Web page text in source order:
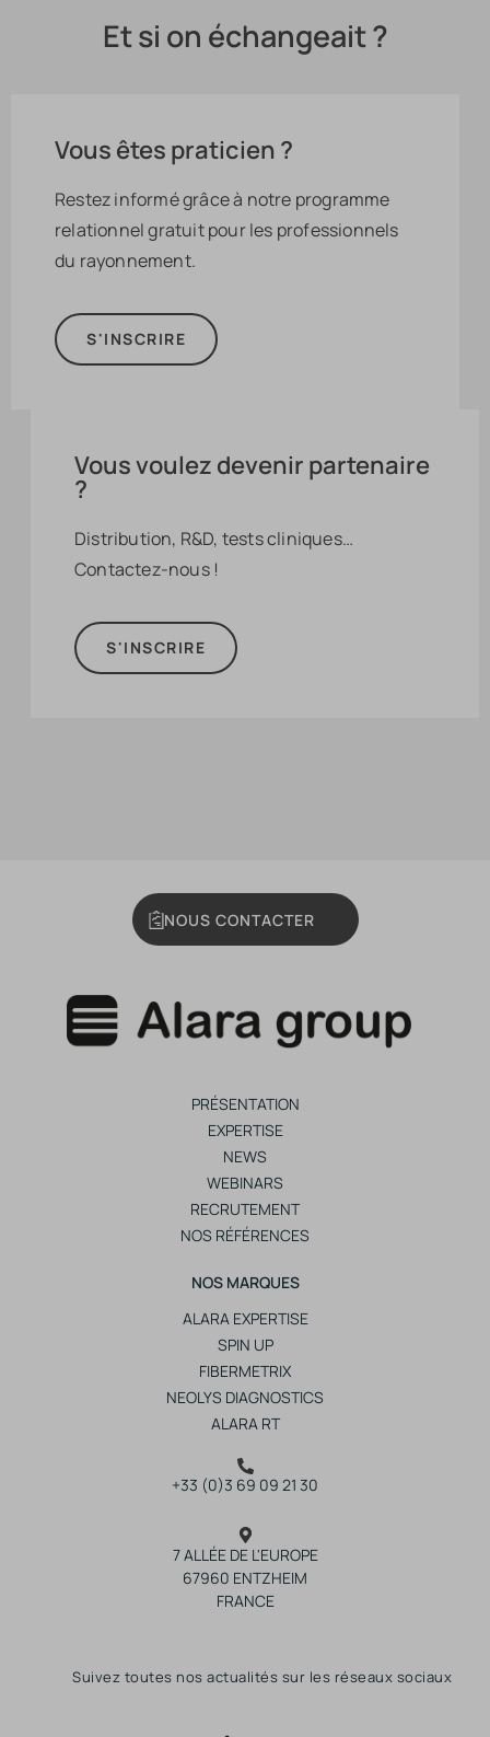
Et si on échangeait ?
Vous êtes praticien ?
Restez informé grâce à notre programme
relationnel gratuit pour les professionnels
du rayonnement.
S'INSCRIRE
Vous voulez devenir partenaire
?
Distribution, R&D, tests cliniques…
Contactez-nous !
S'INSCRIRE
NOUS CONTACTER
PRÉSENTATION
EXPERTISE
NEWS
WEBINARS
RECRUTEMENT
NOS RÉFÉRENCES
NOS MARQUES
ALARA EXPERTISE
SPIN UP
FIBERMETRIX
NEOLYS DIAGNOSTICS
ALARA RT
+33 (0)3 69 09 21 30
7 ALLÉE DE L'EUROPE
67960 ENTZHEIM
FRANCE
Suivez toutes nos actualités sur les réseaux sociaux